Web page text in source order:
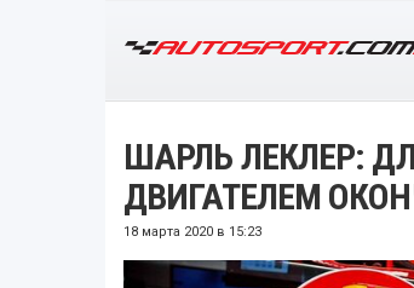
ШАРЛЬ ЛЕКЛЕР:
ДВИГАТЕЛЕМ
18 марта 2020 в 15:23